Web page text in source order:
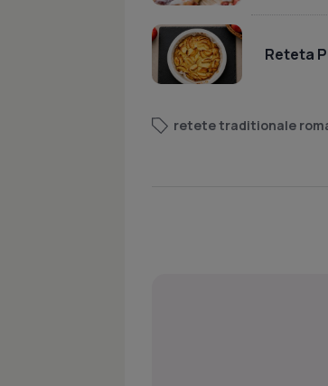
Reteta
retete traditionale